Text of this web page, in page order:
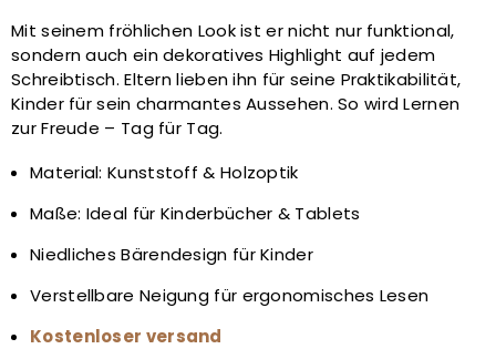
Mit seinem fröhlichen Look ist er nicht nur funktional,
sondern auch ein dekoratives Highlight auf jedem
Schreibtisch. Eltern lieben ihn für seine Praktikabilität,
Kinder für sein charmantes Aussehen. So wird Lernen
zur Freude – Tag für Tag.
Material: Kunststoff & Holzoptik
Maße: Ideal für Kinderbücher & Tablets
Niedliches Bärendesign für Kinder
Verstellbare Neigung für ergonomisches Lesen
Kostenloser versand